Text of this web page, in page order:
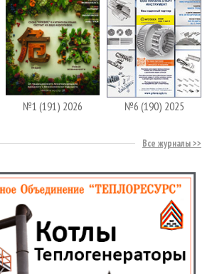
№1 (191) 2026 №6 (190) 2025
Все журналы